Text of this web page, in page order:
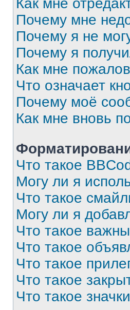
Как мне
Почему мне
Почему я не
Почему я
Как мне
Что означает
Почему моё
Как мне вновь
Что такое
Могу ли я
Что такое
Могу ли я
Что такое
Что такое
Что такое
Что такое
Что такое